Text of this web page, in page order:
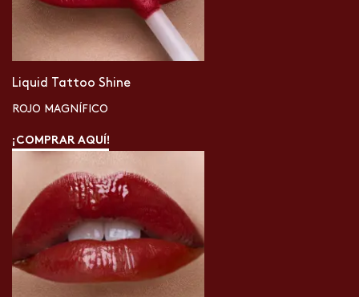
Liquid Tattoo Shine
ROJO MAGNÍFICO
¡COMPRAR AQUÍ!